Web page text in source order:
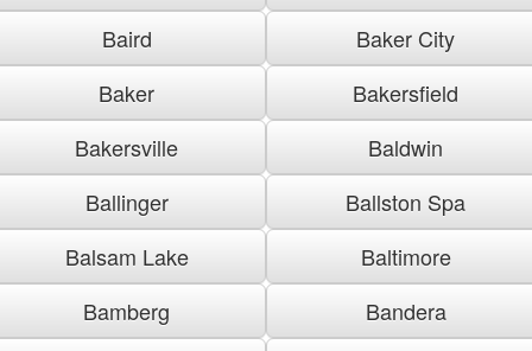
Baird
Baker City
Baker
Bakersfield
Bakersville
Baldwin
Ballinger
Ballston Spa
Balsam Lake
Baltimore
Bamberg
Bandera